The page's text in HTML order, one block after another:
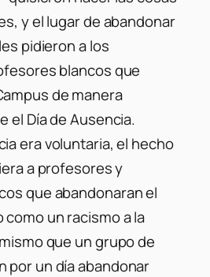
y el lugar de abandonar
pidieron a los
blancos que
de manera
el Día de Ausencia.
era voluntaria, el hecho
a profesores y
que abandonaran el
un racismo a la
que un grupo de
por un día abandonar